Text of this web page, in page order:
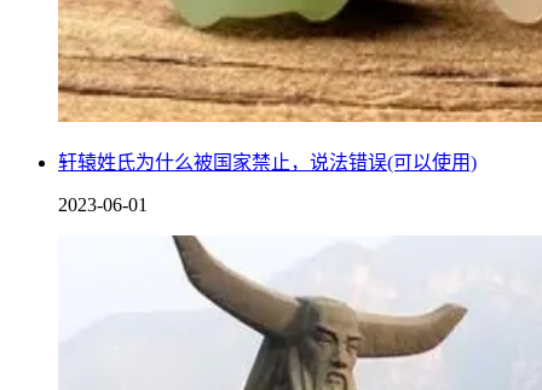
轩辕姓氏为什么被国家禁止，说法错误(可以使用)
2023-06-01